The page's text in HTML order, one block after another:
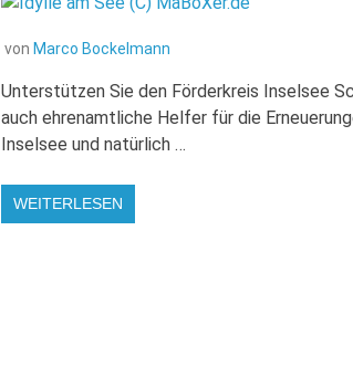
von Marco Bockelmann
Unterstützen Sie den Förderkreis Inselsee
auch ehrenamtliche Helfer für die
Inselsee und natürlich …
WEITERLESEN